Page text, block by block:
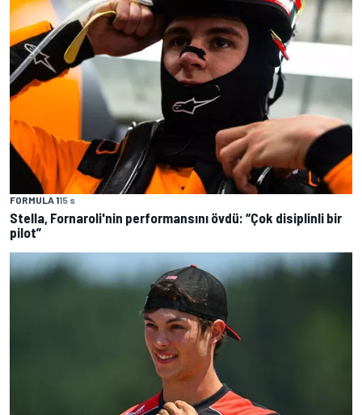
FORMULA 115 s
Stella, Fornaroli'nin performansını övdü: “Çok disiplinli bir
pilot”